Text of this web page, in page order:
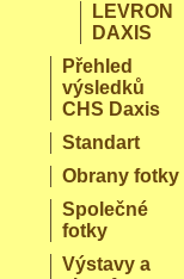
LEVRON
DAXIS
Přehled
výsledků
CHS Daxis
Standart
Obrany fotky
Společné
fotky
Výstavy a